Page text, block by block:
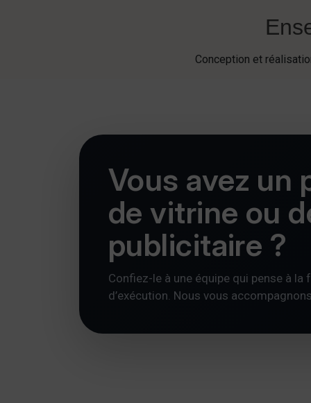
Conception et
Vous avez un
de vitrine ou
publicitaire ?
Confiez-le à une équipe qui pense à
d’exécution. Nous vous